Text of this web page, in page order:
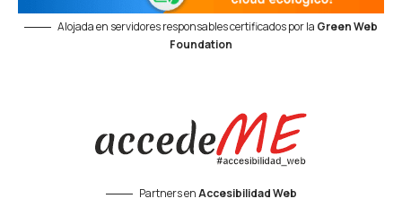
Alojada en servidores responsables certificados por la Green Web
Foundation
Partners enAccesibilidad Web